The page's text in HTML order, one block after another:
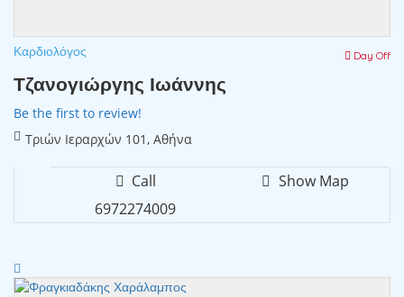
Καρδιολόγος Day Off
Τζανογιώργης Ιωάννης
Be the first to review!
Τριών Ιεραρχών 101, Αθήνα
Call
6972274009
Show Map